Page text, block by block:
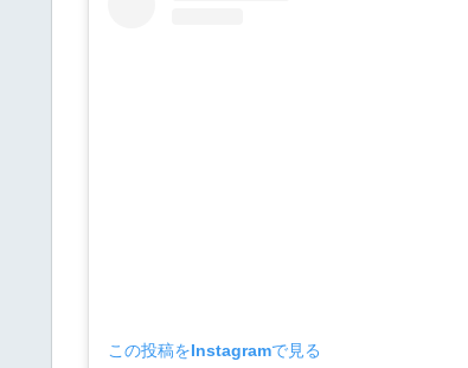
この投稿をInstagramで見る